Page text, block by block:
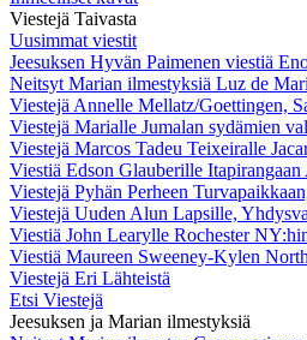
Viestejä Taivasta
Uusimmat viestit
Jeesuksen Hyvän Paimenen viestiä
Neitsyt Marian ilmestyksiä Luz de
Viestejä Annelle Mellatz/Goettingen,
Viestejä Marialle Jumalan sydämien
Viestejä Marcos Tadeu Teixeiralle
Viestiä Edson Glauberille
Viestejä Pyhän Perheen
Viestejä Uuden Alun Lapsille,
Viestiä John Learylle Rochester
Viestiä Maureen Sweeney-Kylen
Viestejä Eri Lähteistä
Etsi Viestejä
Jeesuksen ja Marian ilmestyksiä